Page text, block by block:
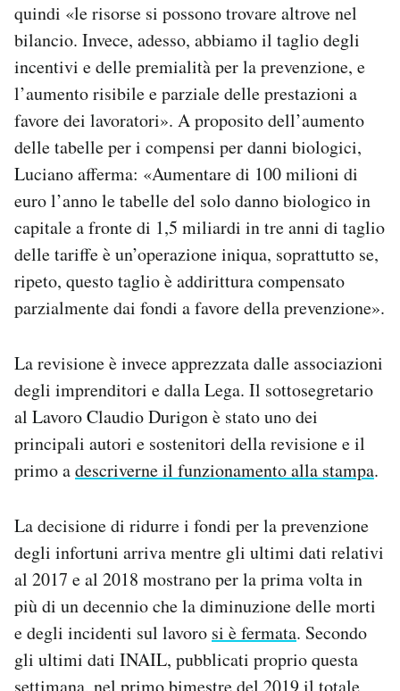
quindi «le risorse si possono trovare altrove nel
bilancio. Invece, adesso, abbiamo il taglio degli
incentivi e delle premialità per la prevenzione, e
l’aumento risibile e parziale delle prestazioni a
favore dei lavoratori». A proposito dell’aumento
delle tabelle per i compensi per danni biologici,
Luciano afferma: «Aumentare di 100 milioni di
euro l’anno le tabelle del solo danno biologico in
capitale a fronte di 1,5 miliardi in tre anni di taglio
delle tariffe è un’operazione iniqua, soprattutto se,
ripeto, questo taglio è addirittura compensato
parzialmente dai fondi a favore della prevenzione».
La revisione è invece apprezzata dalle associazioni
degli imprenditori e dalla Lega. Il sottosegretario
al Lavoro Claudio Durigon è stato uno dei
principali autori e sostenitori della revisione e il
primo adescriverne il funzionamento alla stampa.
La decisione di ridurre i fondi per la prevenzione
degli infortuni arriva mentre gli ultimi dati relativi
al 2017 e al 2018 mostrano per la prima volta in
più di un decennio che la diminuzione delle morti
e degli incidenti sul lavoro si è fermata. Secondo
gli ultimi dati INAIL, pubblicati proprio questa